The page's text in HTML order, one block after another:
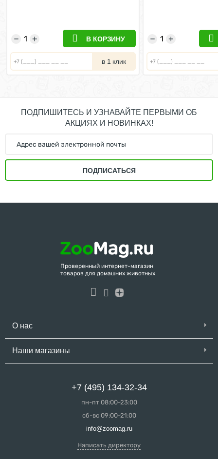
+
− В КОРЗИНУ
в 1 клик
+
−
ПОДПИШИТЕСЬ И УЗНАВАЙТЕ ПЕРВЫМИ ОБ
АКЦИЯХ И НОВИНКАХ!
ПОДПИСАТЬСЯ
Проверенный интернет-магазин
товаров для домашних животных
О нас
Наши магазины
+7 (495) 134-32-34
пн-пт 08:00-23:00
сб-вс 09:00-21:00
info@zoomag.ru
Написать директору